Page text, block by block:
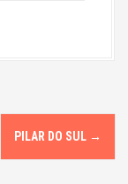
PILAR DO SUL →